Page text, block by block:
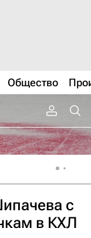
Общество
с
в КХЛ